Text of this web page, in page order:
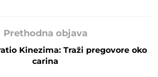
Prethodna objava
Kinezima: Traži pregovore oko
carina